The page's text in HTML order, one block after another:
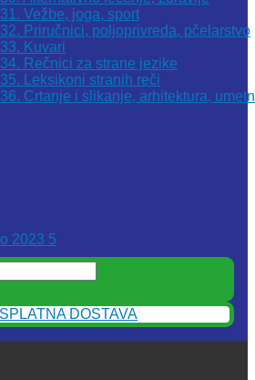
31. Vežbe, joga, sport
32. Priručnici, poljoprivreda, pčelarstvo
33. Kuvari
34. Rečnici za strane jezike
35. Leksikoni stranih reči
36. Crtanje i slikanje, arhitektura,